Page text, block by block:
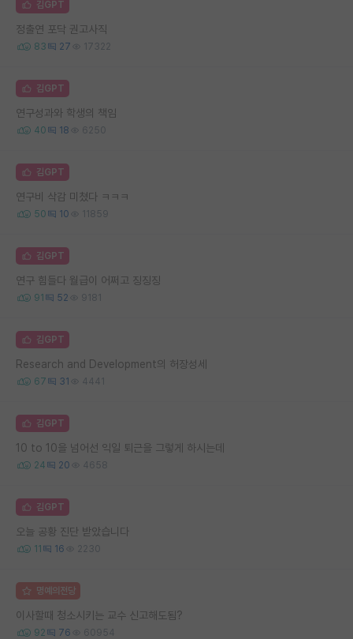
김GPT
정출연 포닥 권고사직
83 27 17322
김GPT
연구성과와 학생의 책임
40 18 6250
김GPT
연구비 삭감 미쳤다 ㅋㅋㅋ
50 10 11859
김GPT
연구 힘들다 월급이 어쩌고 징징징
91 52 9181
김GPT
Research and Development의 허장성세
67 31 4441
김GPT
10 to 10을 넘어선 익일 퇴근을 그렇게 하시는데
24 20 4658
김GPT
오늘 공황 진단 받았습니다
11 16 2230
명예의전당
이사할때 청소시키는 교수 신고해도됨?
92 76 60954